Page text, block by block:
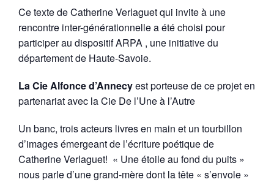
Ce texte de Catherine Verlaguet qui invite à une
rencontre inter-générationnelle a été choisi pour
participer au dispositif ARPA , une initiative du
département de Haute-Savoie.
La Cie Alfonce d’Annecyest porteuse de ce projet en
partenariat avec la Cie De l’Une à l’Autre
Un banc, trois acteurs livres en main et un tourbillon
d’images émergeant de l’écriture poétique de
Catherine Verlaguet! « Une étoile au fond du puits »
nous parle d’une grand-mère dont la tête « s’envole »